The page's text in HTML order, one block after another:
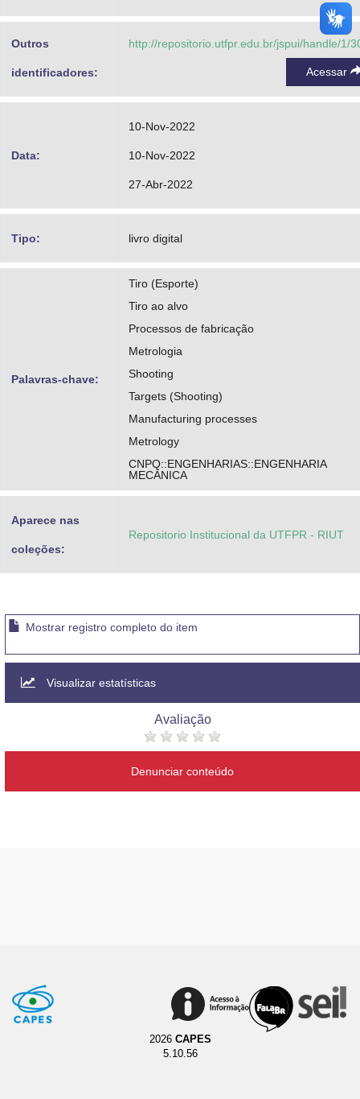
Outros
identificadores:
http://repositorio.utfpr.edu.br/jspui/handle/1/
Acessar
Data:
10-Nov-2022
10-Nov-2022
27-Abr-2022
Tipo: livro digital
Palavras-chave:
Tiro (Esporte)
Tiro ao alvo
Processos de fabricação
Metrologia
Shooting
Targets (Shooting)
Manufacturing processes
Metrology
CNPQ::ENGENHARIAS::ENGENHARIA
MECANICA
Aparece nas
coleções:
Repositorio Institucional da UTFPR - RIUT
Mostrar registro completo do item
Visualizar estatísticas
Avaliação
Denunciar conteúdo
2026 CAPES
5.10.56